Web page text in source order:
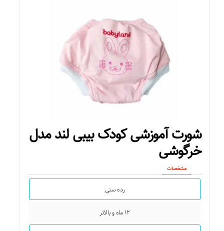
شورت آموزشی کودک بیبی لند مدل
خرگوشی
مشخصات
رده سنی
۱۲ ماه و بالاتر